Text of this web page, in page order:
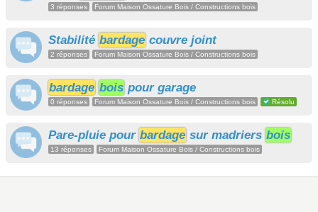
3 réponses Forum Maison Ossature Bois / Constructions bois
Stabilité bardage couvre joint
2 réponses Forum Maison Ossature Bois / Constructions bois
bardage bois pour garage
0 réponses Forum Maison Ossature Bois / Constructions bois Résolu
Pare-pluie pour bardage sur madriers bois
13 réponses Forum Maison Ossature Bois / Constructions bois